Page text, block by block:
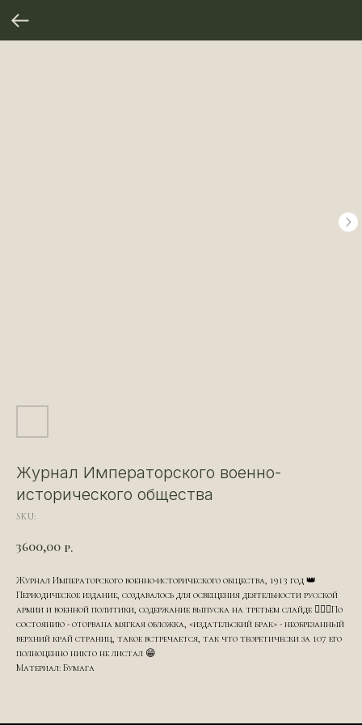
Журнал Императорского военно-
исторического общества
SKU:
3600,00 р.
Журнал Императорского военно-исторического общества, 1913 год 👑
Периодическое издание, создавалось для освещения деятельности русской
армии и военной политики, содержание выпуска на третьем слайде ☝🏻👀По
состоянию - оторвана мягкая обложка, «издательский брак» - необрезанный
верхний край страниц, такое встречается, так что теоретически за 107 его
полноценно никто не листал 😁
Материал: Бумага